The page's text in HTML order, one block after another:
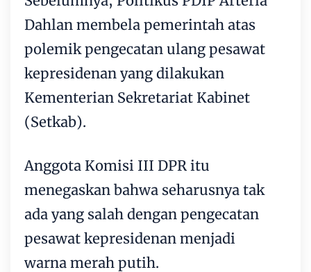
Dahlan membela pemerintah atas
polemik pengecatan ulang pesawat
kepresidenan yang dilakukan
Kementerian Sekretariat Kabinet
(Setkab).
Anggota Komisi III DPR itu
menegaskan bahwa seharusnya tak
ada yang salah dengan pengecatan
pesawat kepresidenan menjadi
warna merah putih.